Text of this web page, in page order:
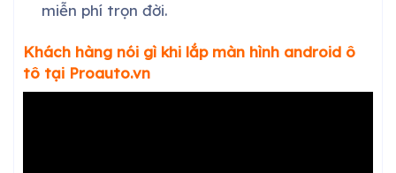
miễn phí trọn đời.
Khách hàng nói gì khi lắp màn hình android ô
tô tại Proauto.vn